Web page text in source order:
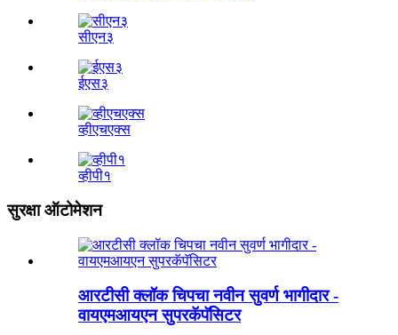
सीएन३
ईएस३
व्हीएचएक्स
व्हीपी१
सुरक्षा ऑटोमेशन
आरटीसी क्लॉक चिपचा नवीन सुवर्ण भागीदार -
वायएमआयएन सुपरकॅपॅसिटर